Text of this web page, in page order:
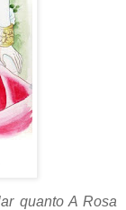
quanto A Rosa